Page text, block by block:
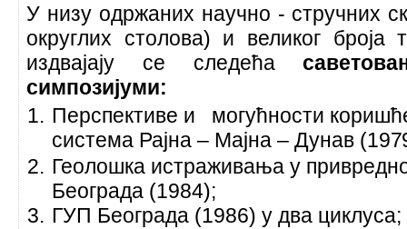
У низу одржаних научно - стручних
округлих столова) и великог броја
издвајају се следећа
симпозијуми:
Перспективе и могућности
система Рајна – Мајна – Дунав
Геолошка истраживања у
Београда (1984);
ГУП Београда (1986) у два циклуса;